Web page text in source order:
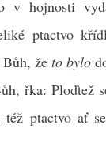
v hojnosti
ptactvo
že to bylo
řka: Ploďtež
ptactvo ať